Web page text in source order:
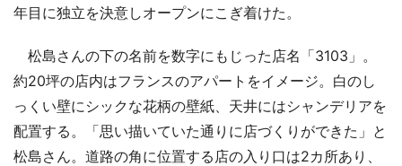
年目に独立を決意しオープンにこぎ着けた。
松島さんの下の名前を数字にもじった店名「3103」。
約20坪の店内はフランスのアパートをイメージ。白のし
っくい壁にシックな花柄の壁紙、天井にはシャンデリアを
配置する。「思い描いていた通りに店づくりができた」と
松島さん。道路の角に位置する店の入り口は2カ所あり、